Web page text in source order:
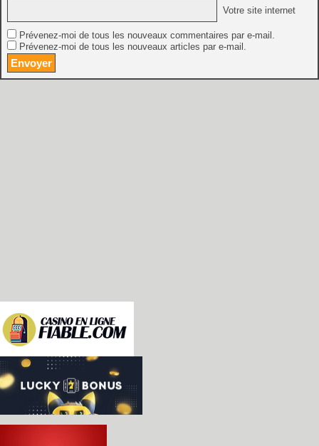
Votre site internet
Prévenez-moi de tous les nouveaux commentaires par e-mail.
Prévenez-moi de tous les nouveaux articles par e-mail.